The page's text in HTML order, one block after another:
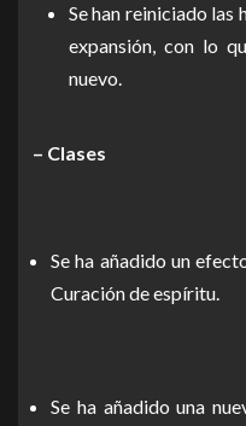
Se han reiniciado las
expansión, con lo
nuevo.
– Clases
Se ha añadido un
Curación de espíritu.
Se ha añadido una